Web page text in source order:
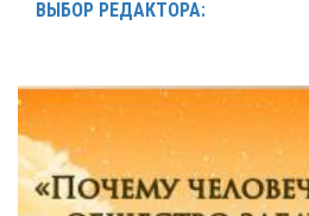
ВЫБОР РЕДАКТОРА: